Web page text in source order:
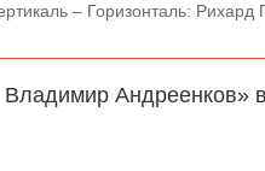
– Горизонталь: Рихард
Владимир Андреенков»